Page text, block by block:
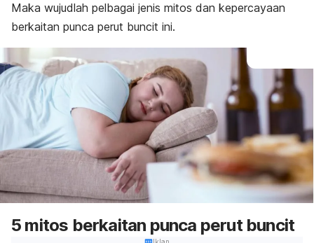
Maka wujudlah pelbagai jenis mitos dan kepercayaan
berkaitan punca perut buncit ini.
5 mitos berkaitan punca perut buncit